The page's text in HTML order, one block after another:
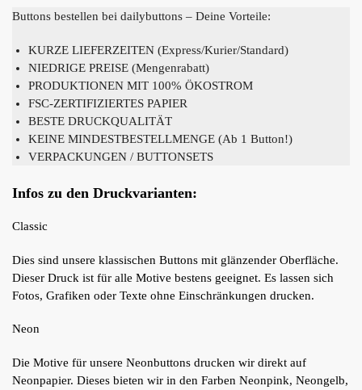
Buttons bestellen bei dailybuttons – Deine Vorteile:
KURZE LIEFERZEITEN (Express/Kurier/Standard)
NIEDRIGE PREISE (Mengenrabatt)
PRODUKTIONEN MIT 100% ÖKOSTROM
FSC-ZERTIFIZIERTES PAPIER
BESTE DRUCKQUALITÄT
KEINE MINDESTBESTELLMENGE (Ab 1 Button!)
VERPACKUNGEN / BUTTONSETS
Infos zu den Druckvarianten:
Classic
Dies sind unsere klassischen Buttons mit glänzender Oberfläche.
Dieser Druck ist für alle Motive bestens geeignet. Es lassen sich
Fotos, Grafiken oder Texte ohne Einschränkungen drucken.
Neon
Die Motive für unsere Neonbuttons drucken wir direkt auf
Neonpapier. Dieses bieten wir in den Farben Neonpink, Neongelb,